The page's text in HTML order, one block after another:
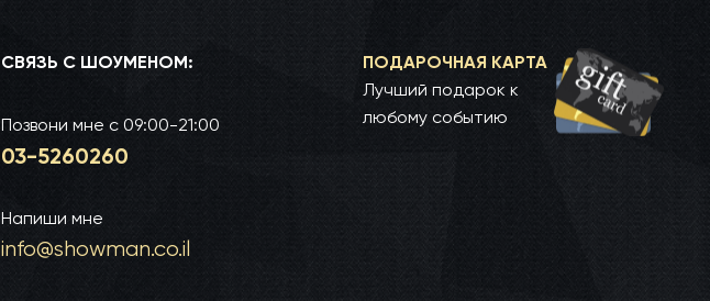
СВЯЗЬ С ШОУМЕНОМ:
Позвони мне с 09:00-21:00
03-52­60­260
Напиши мне
info@show­man.co.il
ПОДАРОЧНАЯ КАРТА
Лучший подарок к
любому событию